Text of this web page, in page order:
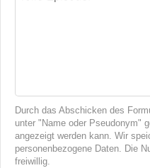
Durch das Abschicken des
unter "Name oder Pseudonym"
angezeigt werden kann. Wir
personenbezogene Daten. Die
freiwillig.